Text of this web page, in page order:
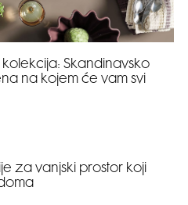
Skandinavsko
na kojem će vam svi
za vanjski prostor koji